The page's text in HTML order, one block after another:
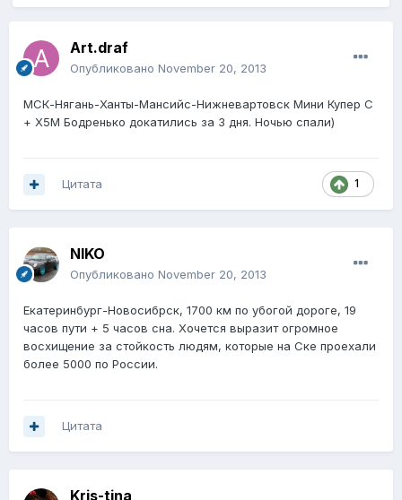
Art.draf
Опубликовано November 20, 2013
МСК-Нягань-Ханты-Мансийс-Нижневартовск Мини Купер С
+ Х5М Бодренько докатились за 3 дня. Ночью спали)
1
Цитата
NIKO
Опубликовано November 20, 2013
Екатеринбург-Новосибрск, 1700 км по убогой дороге, 19
часов пути + 5 часов сна. Хочется выразит огромное
восхищение за стойкость людям, которые на Ске проехали
более 5000 по России.
Цитата
Kris-tina